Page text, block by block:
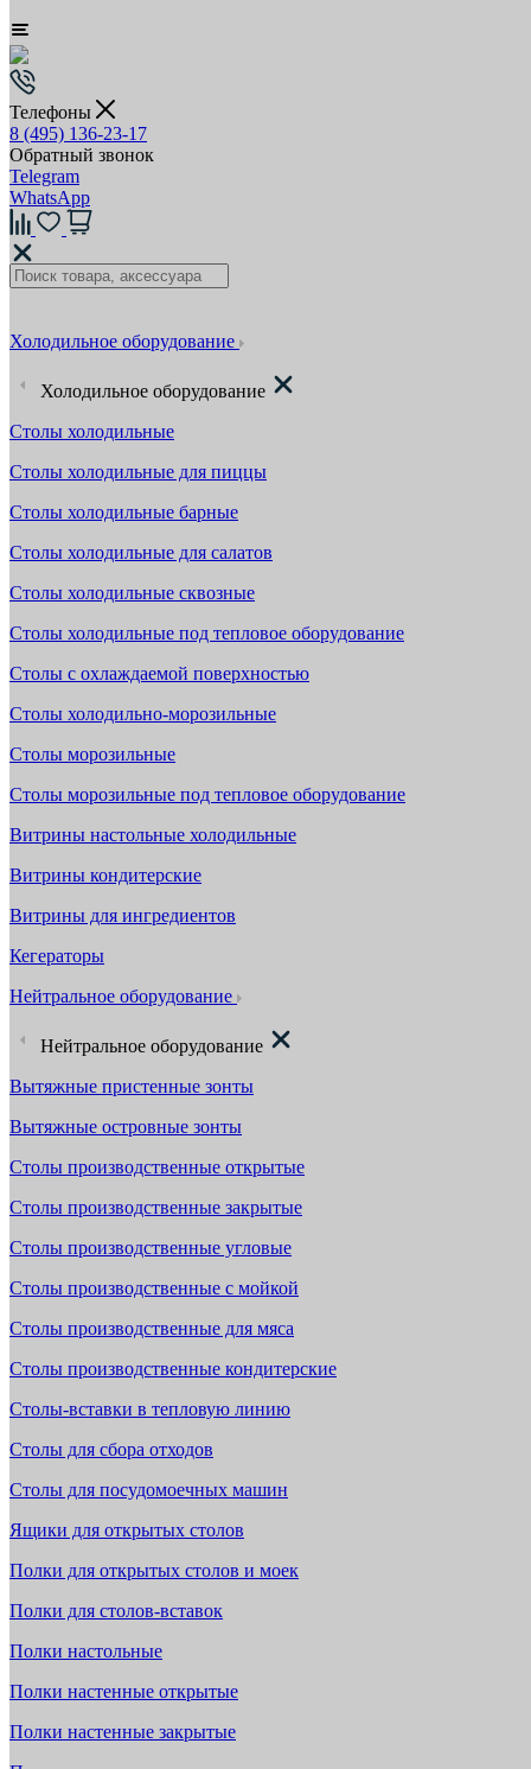
Телефоны
8 (495) 136-23-17
Обратный звонок
Telegram
WhatsApp
Холодильное оборудование
Холодильное оборудование
Столы холодильные
Столы холодильные для пиццы
Столы холодильные барные
Столы холодильные для салатов
Столы холодильные сквозные
Столы холодильные под тепловое оборудование
Столы с охлаждаемой поверхностью
Столы холодильно-морозильные
Столы морозильные
Столы морозильные под тепловое оборудование
Витрины настольные холодильные
Витрины кондитерские
Витрины для ингредиентов
Кегераторы
Нейтральное оборудование
Нейтральное оборудование
Вытяжные пристенные зонты
Вытяжные островные зонты
Столы производственные открытые
Столы производственные закрытые
Столы производственные угловые
Столы производственные с мойкой
Столы производственные для мяса
Столы производственные кондитерские
Столы-вставки в тепловую линию
Столы для сбора отходов
Столы для посудомоечных машин
Ящики для открытых столов
Полки для открытых столов и моек
Полки для столов-вставок
Полки настольные
Полки настенные открытые
Полки настенные закрытые